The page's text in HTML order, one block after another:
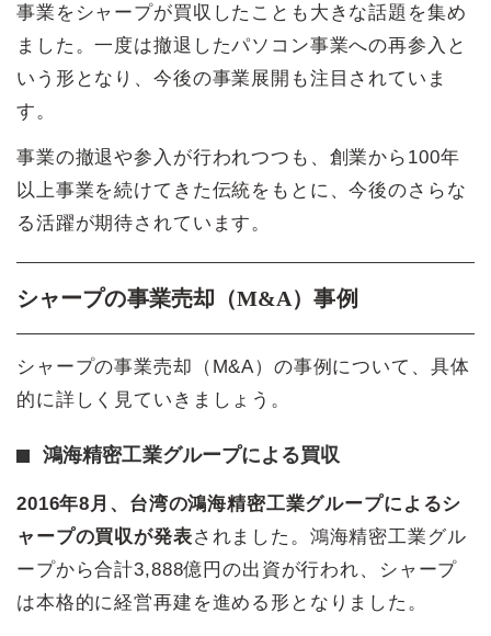
事業をシャープが買収したことも大きな話題を集め
ました。一度は撤退したパソコン事業への再参入と
いう形となり、今後の事業展開も注目されていま
す。
事業の撤退や参入が行われつつも、創業から100年
以上事業を続けてきた伝統をもとに、今後のさらな
る活躍が期待されています。
シャープの事業売却（M&A）事例
シャープの事業売却（M&A）の事例について、具体
的に詳しく見ていきましょう。
鴻海精密工業グループによる買収
2016年8月、台湾の鴻海精密工業グループによるシ
ャープの買収が発表されました。鴻海精密工業グル
ープから合計3,888億円の出資が行われ、シャープ
は本格的に経営再建を進める形となりました。